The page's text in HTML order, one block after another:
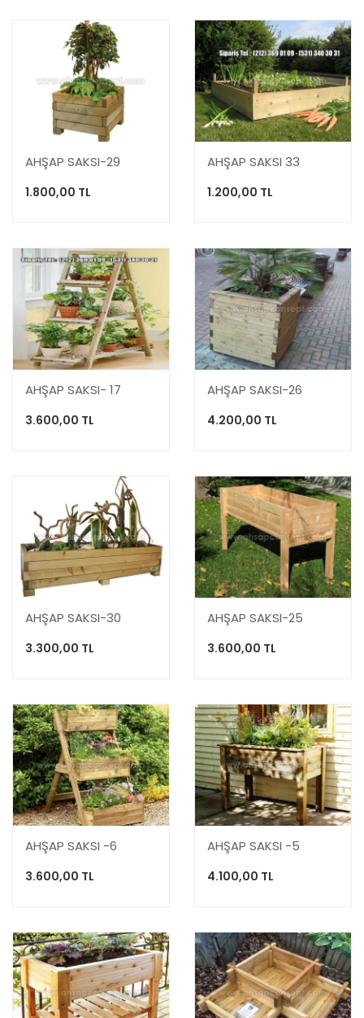
AHŞAP SAKSI-29
1.800,00 TL
AHŞAP SAKSI 33
1.200,00 TL
AHŞAP SAKSI- 17
3.600,00 TL
AHŞAP SAKSI-26
4.200,00 TL
AHŞAP SAKSI-30
3.300,00 TL
AHŞAP SAKSI-25
3.600,00 TL
AHŞAP SAKSI -6
3.600,00 TL
AHŞAP SAKSI -5
4.100,00 TL